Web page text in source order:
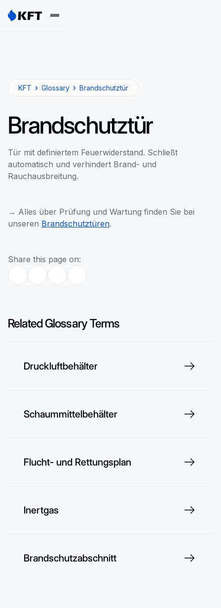
KFT Glossary Brandschutztür
Brandschutztür
Tür mit definiertem Feuerwiderstand. Schließt
automatisch und verhindert Brand- und
Rauchausbreitung.
→ Alles über Prüfung und Wartung finden Sie bei
unseren Brandschutztüren.
Share this page on:
Related Glossary Terms
Druckluftbehälter
Schaummittelbehälter
Flucht- und Rettungsplan
Inertgas
Brandschutzabschnitt